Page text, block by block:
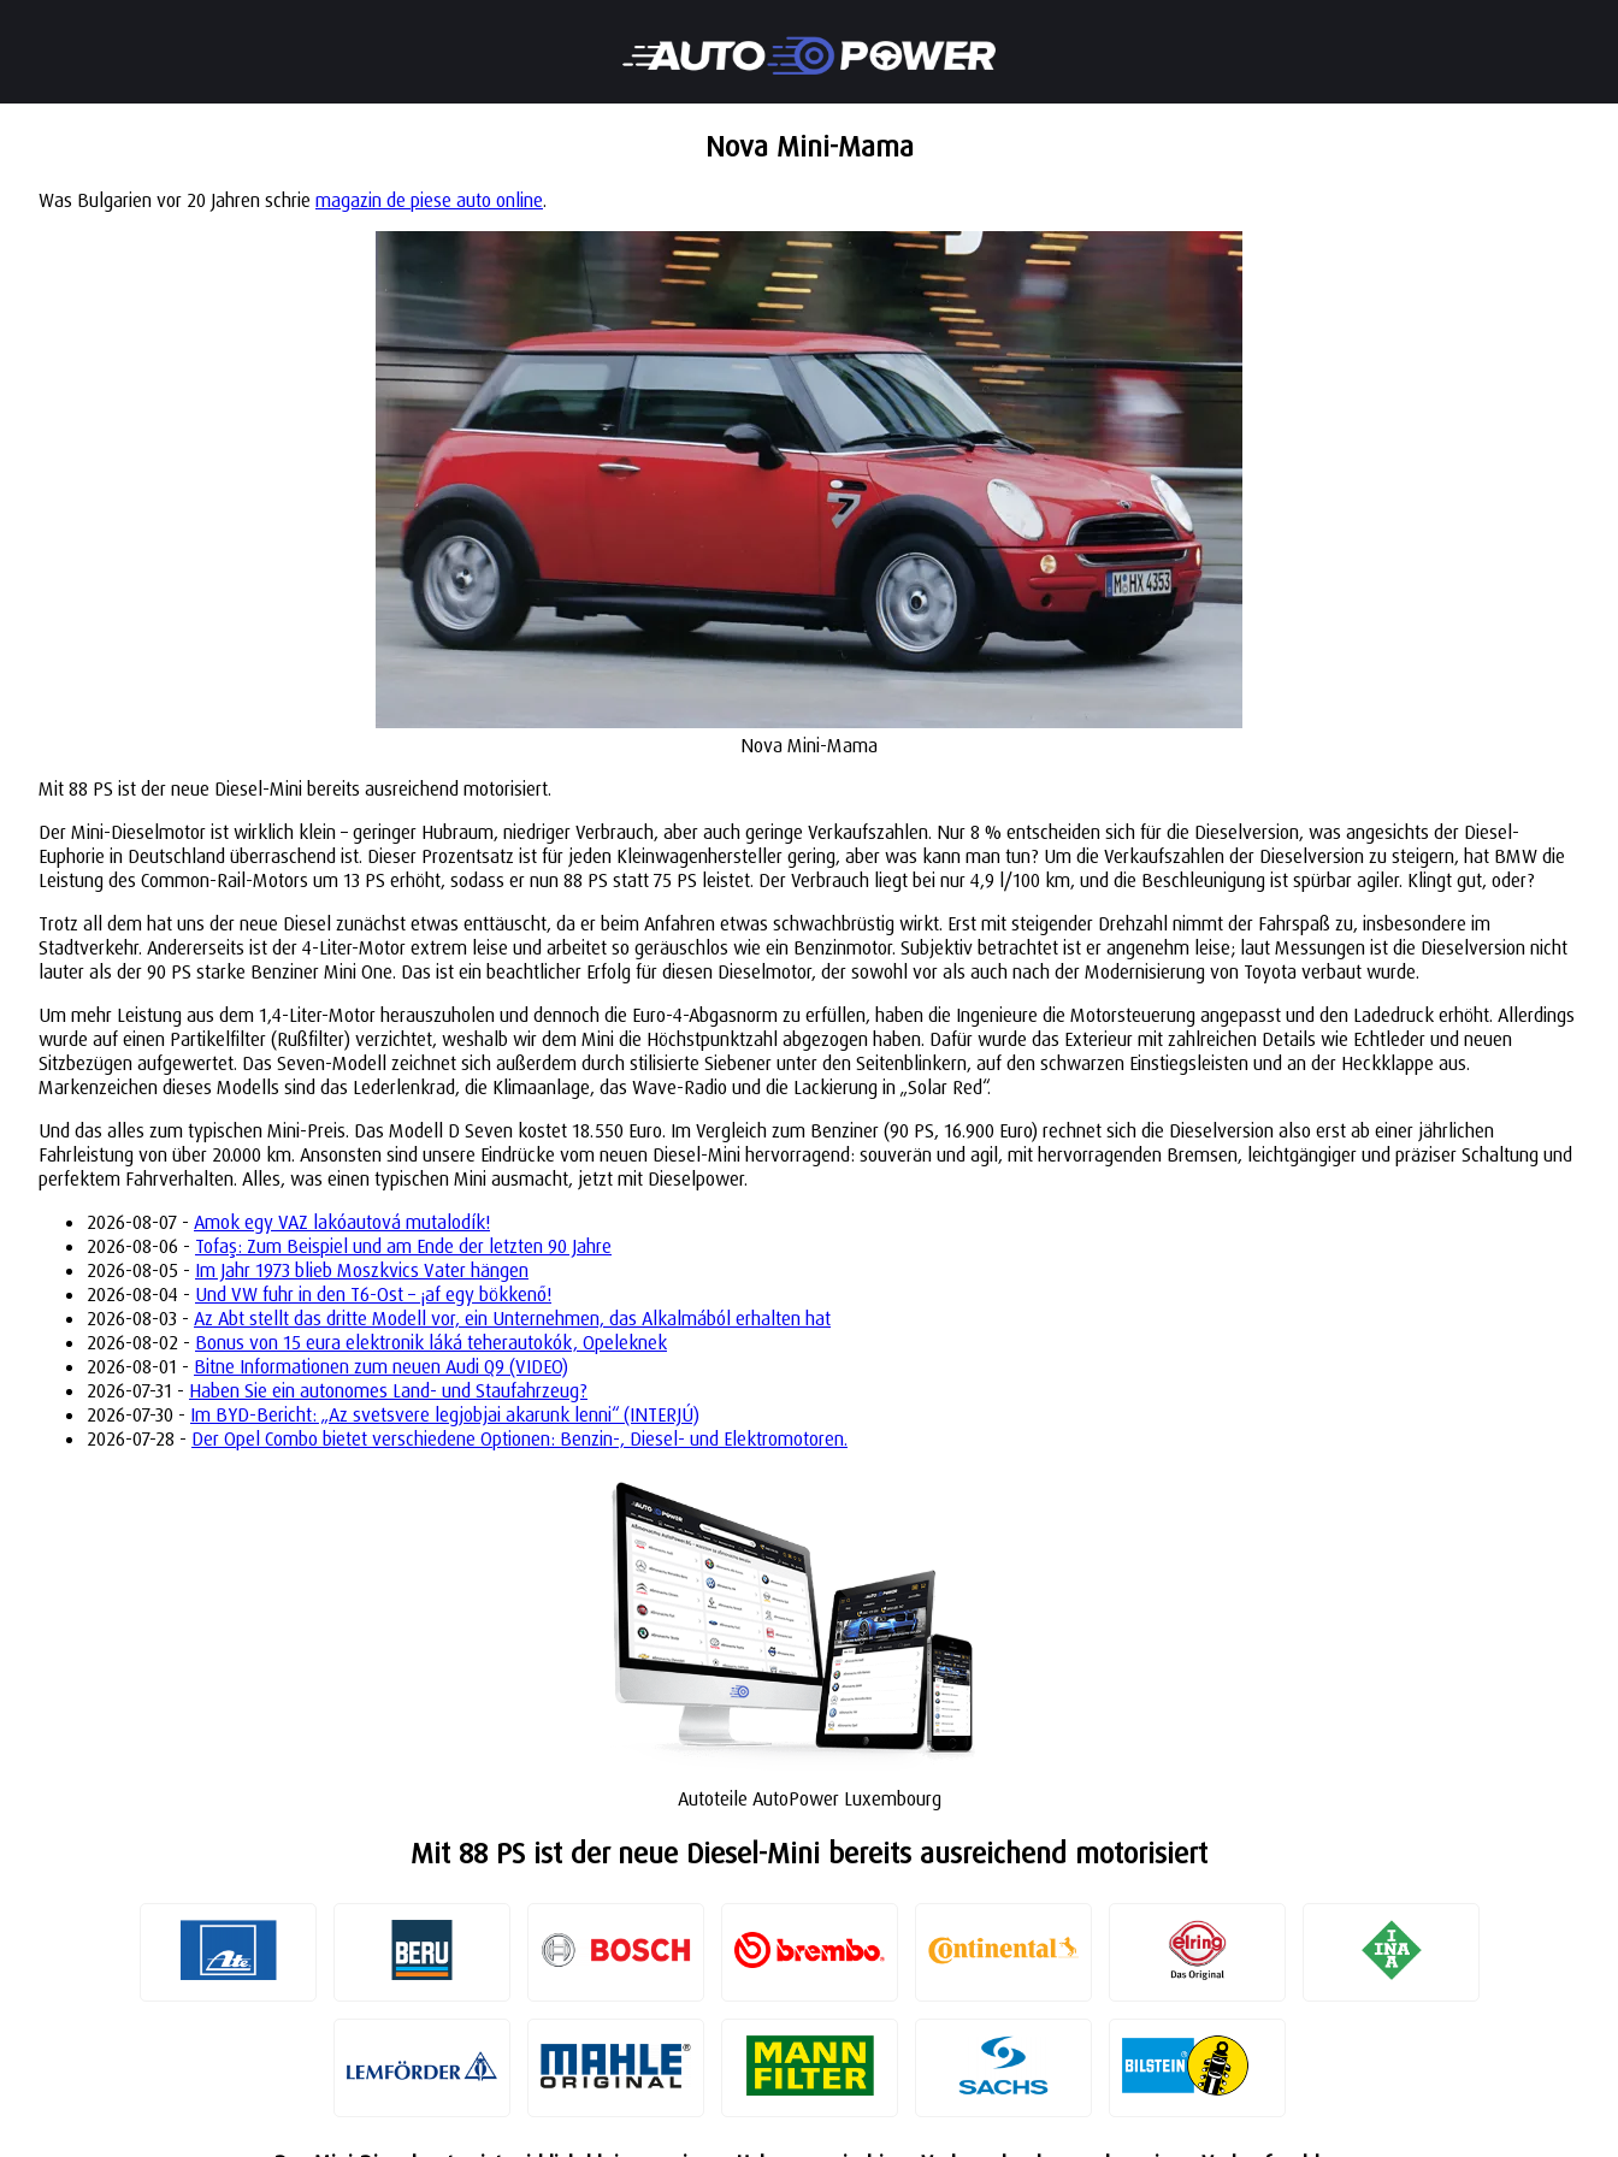
Nova Mini-Mama
Was Bulgarien vor 20 Jahren schrie magazin de piese auto online.
Nova Mini-Mama
Mit 88 PS ist der neue Diesel-Mini bereits ausreichend motorisiert.
Der Mini-Dieselmotor ist wirklich klein – geringer Hubraum, niedriger Verbrauch, aber auch geringe Verkaufszahlen. Nur 8 % entscheiden sich für die Dieselversion, was angesichts der Diesel-
Euphorie in Deutschland überraschend ist. Dieser Prozentsatz ist für jeden Kleinwagenhersteller gering, aber was kann man tun? Um die Verkaufszahlen der Dieselversion zu steigern, hat BMW die
Leistung des Common-Rail-Motors um 13 PS erhöht, sodass er nun 88 PS statt 75 PS leistet. Der Verbrauch liegt bei nur 4,9 l/100 km, und die Beschleunigung ist spürbar agiler. Klingt gut, oder?
Trotz all dem hat uns der neue Diesel zunächst etwas enttäuscht, da er beim Anfahren etwas schwachbrüstig wirkt. Erst mit steigender Drehzahl nimmt der Fahrspaß zu, insbesondere im
Stadtverkehr. Andererseits ist der 4-Liter-Motor extrem leise und arbeitet so geräuschlos wie ein Benzinmotor. Subjektiv betrachtet ist er angenehm leise; laut Messungen ist die Dieselversion nicht
lauter als der 90 PS starke Benziner Mini One. Das ist ein beachtlicher Erfolg für diesen Dieselmotor, der sowohl vor als auch nach der Modernisierung von Toyota verbaut wurde.
Um mehr Leistung aus dem 1,4-Liter-Motor herauszuholen und dennoch die Euro-4-Abgasnorm zu erfüllen, haben die Ingenieure die Motorsteuerung angepasst und den Ladedruck erhöht. Allerdings
wurde auf einen Partikelfilter (Rußfilter) verzichtet, weshalb wir dem Mini die Höchstpunktzahl abgezogen haben. Dafür wurde das Exterieur mit zahlreichen Details wie Echtleder und neuen
Sitzbezügen aufgewertet. Das Seven-Modell zeichnet sich außerdem durch stilisierte Siebener unter den Seitenblinkern, auf den schwarzen Einstiegsleisten und an der Heckklappe aus.
Markenzeichen dieses Modells sind das Lederlenkrad, die Klimaanlage, das Wave-Radio und die Lackierung in „Solar Red“.
Und das alles zum typischen Mini-Preis. Das Modell D Seven kostet 18.550 Euro. Im Vergleich zum Benziner (90 PS, 16.900 Euro) rechnet sich die Dieselversion also erst ab einer jährlichen
Fahrleistung von über 20.000 km. Ansonsten sind unsere Eindrücke vom neuen Diesel-Mini hervorragend: souverän und agil, mit hervorragenden Bremsen, leichtgängiger und präziser Schaltung und
perfektem Fahrverhalten. Alles, was einen typischen Mini ausmacht, jetzt mit Dieselpower.
2026-08-07 - Amok egy VAZ lakóautová mutalodík!
2026-08-06 - Tofaş: Zum Beispiel und am Ende der letzten 90 Jahre
2026-08-05 - Im Jahr 1973 blieb Moszkvics Vater hängen
2026-08-04 - Und VW fuhr in den T6-Ost – ¡af egy bökkenő!
2026-08-03 - Az Abt stellt das dritte Modell vor, ein Unternehmen, das Alkalmából erhalten hat
2026-08-02 - Bonus von 15 eura elektronik láká teherautokók, Opeleknek
2026-08-01 - Bitne Informationen zum neuen Audi Q9 (VIDEO)
2026-07-31 - Haben Sie ein autonomes Land- und Staufahrzeug?
2026-07-30 - Im BYD-Bericht: „Az svetsvere legjobjai akarunk lenni“ (INTERJÚ)
2026-07-28 - Der Opel Combo bietet verschiedene Optionen: Benzin-, Diesel- und Elektromotoren.
Autoteile AutoPower Luxembourg
Mit 88 PS ist der neue Diesel-Mini bereits ausreichend motorisiert